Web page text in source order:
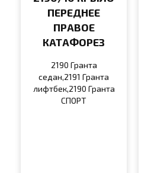
ПЕРЕДНЕЕ
ПРАВОЕ
КАТАФОРЕЗ
2190 Гранта
седан,2191 Гранта
лифтбек,2190 Гранта
СПОРТ